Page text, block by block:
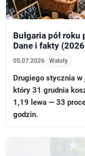
Bułgaria pół
Dane i fakty
05.07.2026 Waluty
Drugiego stycznia
który 31 grudnia
1,19 lewa — 33
godzin.